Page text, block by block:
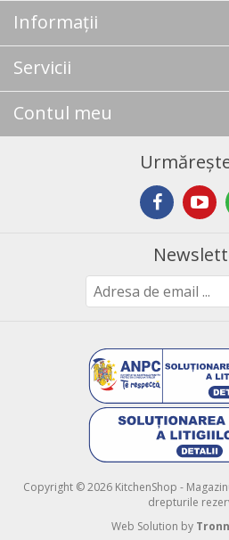
Informații
Servicii
Contul meu
Copyright © 2026 KitchenShop -
drepturile
Web Solution by